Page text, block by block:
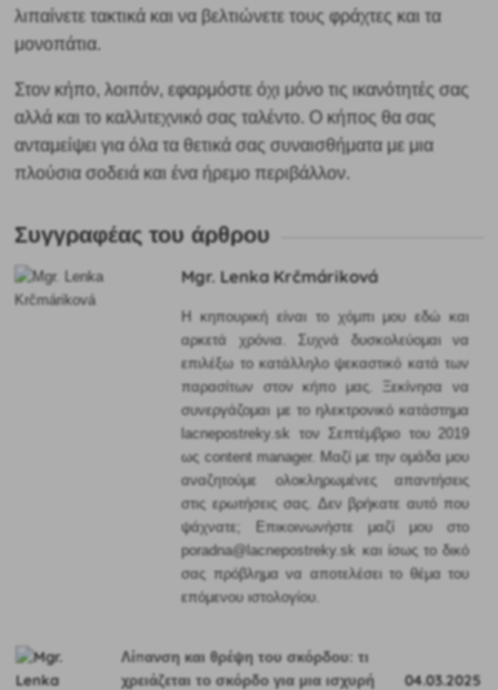
λιπαίνετε τακτικά και να βελτιώνετε τους φράχτες και τα
μονοπάτια.
Στον κήπο, λοιπόν, εφαρμόστε όχι μόνο τις ικανότητές σας
αλλά και το καλλιτεχνικό σας ταλέντο. Ο κήπος θα σας
ανταμείψει για όλα τα θετικά σας συναισθήματα με μια
πλούσια σοδειά και ένα ήρεμο περιβάλλον.
Συγγραφέας του άρθρου
Mgr. Lenka Krčmáriková
Η κηπουρική είναι το χόμπι μου εδώ και
αρκετά χρόνια. Συχνά δυσκολεύομαι να
επιλέξω το κατάλληλο ψεκαστικό κατά των
παρασίτων στον κήπο μας. Ξεκίνησα να
συνεργάζομαι με το ηλεκτρονικό κατάστημα
lacnepostreky.sk τον Σεπτέμβριο του 2019
ως content manager. Μαζί με την ομάδα μου
αναζητούμε ολοκληρωμένες απαντήσεις
στις ερωτήσεις σας. Δεν βρήκατε αυτό που
ψάχνατε; Επικοινωνήστε μαζί μου στο
poradna@lacnepostreky.sk και ίσως το δικό
σας πρόβλημα να αποτελέσει το θέμα του
επόμενου ιστολογίου.
Λίπανση και θρέψη του σκόρδου: τι
χρειάζεται το σκόρδο για μια ισχυρή
04.03.2025